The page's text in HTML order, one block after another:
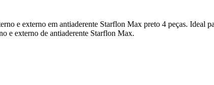
e externo em antiaderente Starflon Max preto 4 peças. Ideal
e externo de antiaderente Starflon Max.